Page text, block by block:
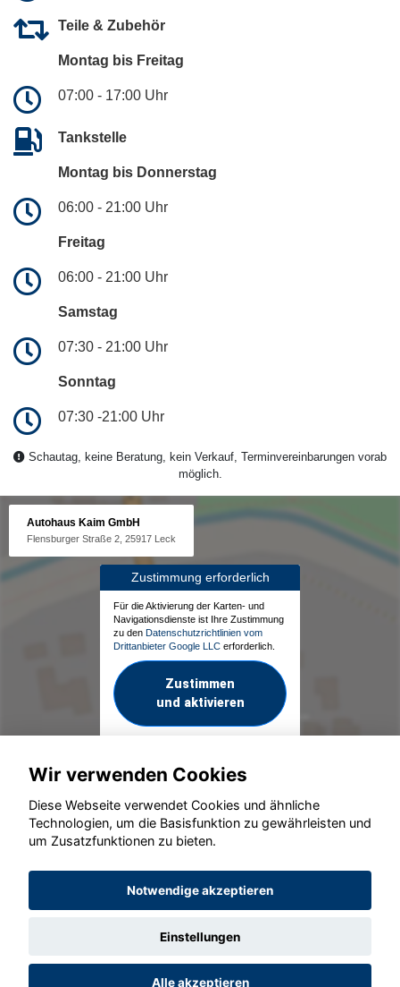
Teile & Zubehör
Montag bis Freitag
07:00 - 17:00 Uhr
Tankstelle
Montag bis Donnerstag
06:00 - 21:00 Uhr
Freitag
06:00 - 21:00 Uhr
Samstag
07:30 - 21:00 Uhr
Sonntag
07:30 -21:00 Uhr
Schautag, keine Beratung, kein Verkauf, Terminvereinbarungen vorab
möglich.
Autohaus Kaim GmbH
Flensburger Straße 2, 25917 Leck
Zustimmung erforderlich
Für die Aktivierung der Karten- und
Navigationsdienste ist Ihre Zustimmung
zu den Datenschutzrichtlinien vom
Drittanbieter Google LLC erforderlich.
Zustimmen
und aktivieren
© konjunkturmotor.de GmbH 2020 - 2026
Wir verwenden Cookies
Diese Webseite verwendet Cookies und ähnliche
Technologien, um die Basisfunktion zu gewährleisten und
um Zusatzfunktionen zu bieten.
Notwendige akzeptieren
Einstellungen
Alle akzeptieren